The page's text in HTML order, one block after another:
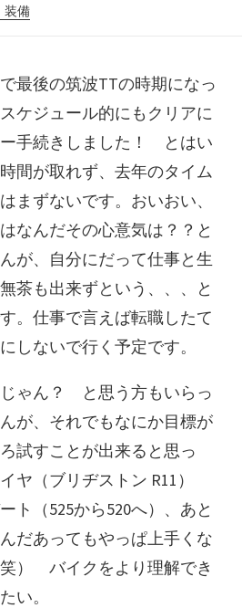
装備
最後の筑波TTの時期になっ
ケジュール的にもクリアに
手続きしました！ とはい
間が取れず、去年のタイム
まずないです。おいおい、
なんだその心意気は？？と
が、自分にだって仕事と生
茶も出来ずという、、、と
。仕事で言えば転職したて
しないで行く予定です。
ゃん？ と思う方もいらっ
が、それでもなにか目標が
試すことが出来ると思っ
ヤ（ブリヂストン R11）
ト（525から520へ）、あと
だあってもやっぱ上手くな
） バイクをより理解でき
い。